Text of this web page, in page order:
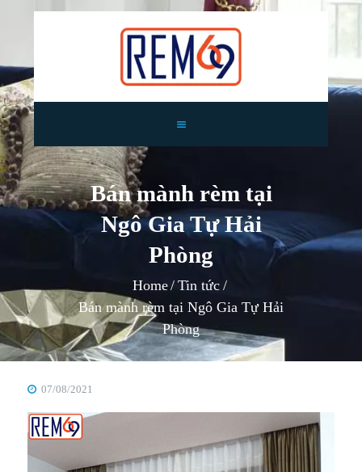
Bán mành rèm tại
Ngô Gia Tự Hải
Phòng
Home
Tin tức
Bán mành rèm tại Ngô Gia Tự Hải
Phòng
TRANG CHỦ
GIỚI THIỆU
RÈM CỬA
TIN TỨC
CÔNG TRÌNH
LIÊN HỆ
07/08/2021